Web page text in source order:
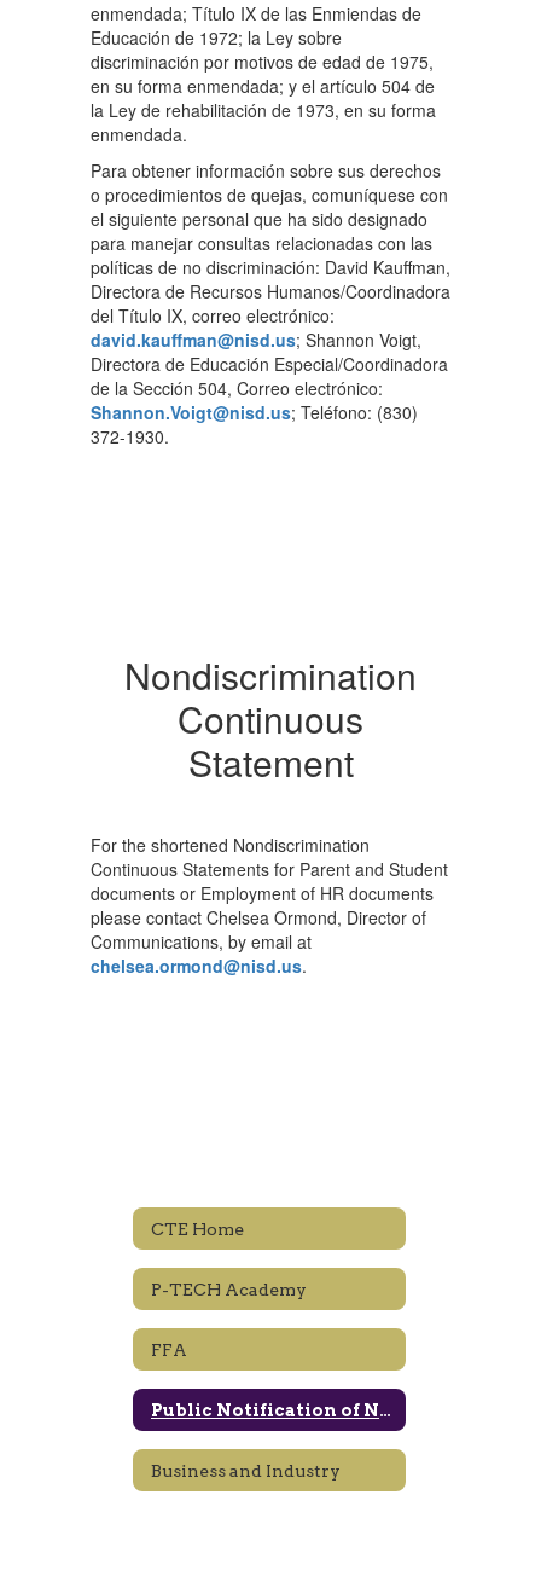
enmendada; Título IX de las Enmiendas de
Educación de 1972; la Ley sobre
discriminación por motivos de edad de 1975,
en su forma enmendada; y el artículo 504 de
la Ley de rehabilitación de 1973, en su forma
enmendada.
Para obtener información sobre sus derechos
o procedimientos de quejas, comuníquese con
el siguiente personal que ha sido designado
para manejar consultas relacionadas con las
políticas de no discriminación: David Kauffman,
Directora de Recursos Humanos/Coordinadora
del Título IX, correo electrónico:
david.kauffman@nisd.us; Shannon Voigt,
Directora de Educación Especial/Coordinadora
de la Sección 504, Correo electrónico:
Shannon.Voigt@nisd.us; Teléfono: (830)
372-1930.
Nondiscrimination
Continuous
Statement
For the shortened Nondiscrimination
Continuous Statements for Parent and Student
documents or Employment of HR documents
please contact Chelsea Ormond, Director of
Communications, by email at
chelsea.ormond@nisd.us.
CTE Home
P-TECH Academy
FFA
Public Notification of Nondiscrimination
Business and Industry